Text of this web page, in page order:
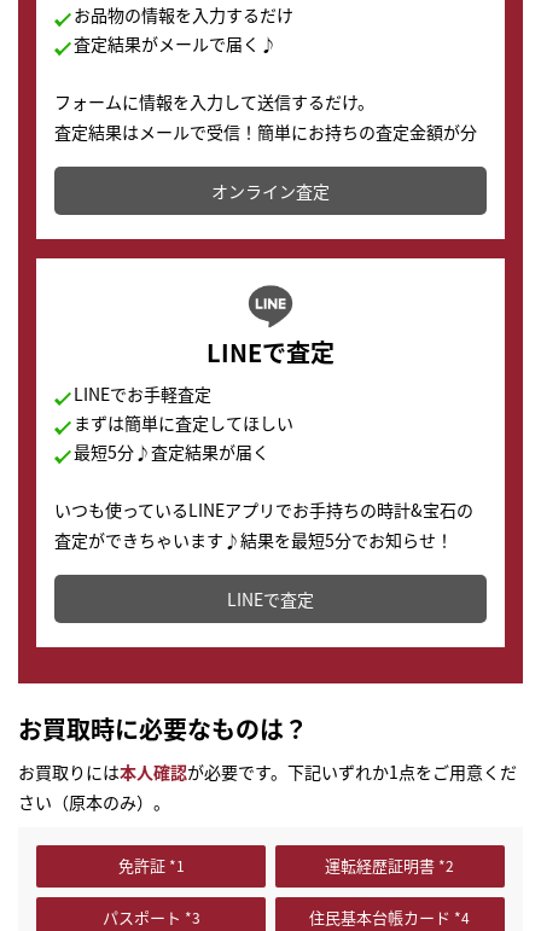
お品物の情報を入力するだけ
査定結果がメールで届く♪
フォームに情報を入力して送信するだけ。
査定結果はメールで受信！簡単にお持ちの査定金額が分
かります。
オンライン査定
LINEで査定
LINEでお手軽査定
まずは簡単に査定してほしい
最短5分♪査定結果が届く
いつも使っているLINEアプリでお手持ちの時計&宝石の
査定ができちゃいます♪結果を最短5分でお知らせ！
どこからでもすぐに査定金額を知ることが出来ます。
LINEで査定
お買取時に必要なものは？
お買取りには本人確認が必要です。下記いずれか1点をご用意くだ
さい（原本のみ）。
免許証 運転経歴証明書
パスポート 住民基本台帳カード